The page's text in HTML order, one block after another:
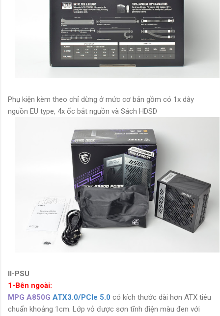
Phụ kiện kèm theo chỉ dừng ở mức cơ bản gồm có 1x dây
nguồn EU type, 4x ốc bắt nguồn và Sách HDSD
II-PSU
1-Bên ngoài:
MPG A850G ATX3.0/PCIe 5.0 có kích thước dài hơn ATX tiêu
chuẩn khoảng 1cm. Lớp vỏ được sơn tĩnh điện màu đen với